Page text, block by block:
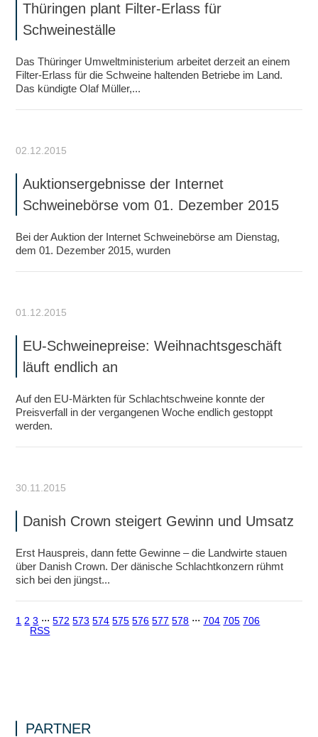
Thüringen plant Filter-Erlass für
Schweineställe
Das Thüringer Umweltministerium arbeitet derzeit an einem
Filter-Erlass für die Schweine haltenden Betriebe im Land.
Das kündigte Olaf Müller,...
02.12.2015
Auktionsergebnisse der Internet
Schweinebörse vom 01. Dezember 2015
Bei der Auktion der Internet Schweinebörse am Dienstag,
dem 01. Dezember 2015, wurden
01.12.2015
EU-Schweinepreise: Weihnachtsgeschäft
läuft endlich an
Auf den EU-Märkten für Schlachtschweine konnte der
Preisverfall in der vergangenen Woche endlich gestoppt
werden.
30.11.2015
Danish Crown steigert Gewinn und Umsatz
Erst Hauspreis, dann fette Gewinne – die Landwirte stauen
über Danish Crown. Der dänische Schlachtkonzern rühmt
sich bei den jüngst...
1 2 3 ⋅⋅⋅572 573 574 575 576 577 578 ⋅⋅⋅704 705 706
RSS
PARTNER